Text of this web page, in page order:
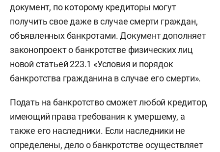
документ, по которому кредиторы могут
получить свое даже в случае смерти граждан,
объявленных банкротами. Документ дополняет
законопроект о банкротстве физических лиц
новой статьей 223.1 «Условия и порядок
банкротства гражданина в случае его смерти».
Подать на банкротство сможет любой кредитор,
имеющий права требования к умершему, а
также его наследники. Если наследники не
определены, дело о банкротстве осуществляет